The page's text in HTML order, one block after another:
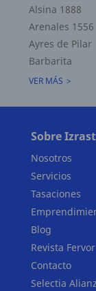
Superficie
Superficie
Cubierta: 60.34
Semicubierta
Alsina 1888
Arenales 1556
Ayres de Pilar
Barbarita
VER MÁS
Sobre
Nosotros
Servicios
Tasaciones
Blog
Revista
Contacto
Selectia